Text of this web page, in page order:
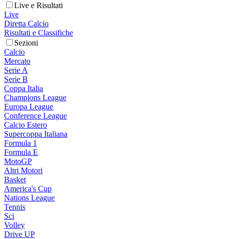
Live e Risultati
Live
Diretta Calcio
Risultati e Classifiche
Sezioni
Calcio
Mercato
Serie A
Serie B
Coppa Italia
Champions League
Europa League
Conference League
Calcio Estero
Supercoppa Italiana
Formula 1
Formula E
MotoGP
Altri Motori
Basket
America's Cup
Nations League
Tennis
Sci
Volley
Drive UP